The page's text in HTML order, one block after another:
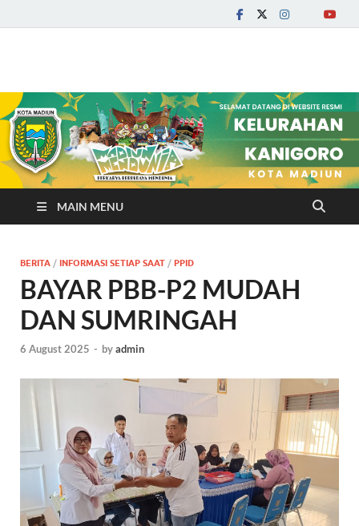
Kelurahan Kanigoro
MAIN MENU
BERITA / INFORMASI SETIAP SAAT / PPID
BAYAR PBB-P2 MUDAH
DAN SUMRINGAH
6 August 2025 - byadmin